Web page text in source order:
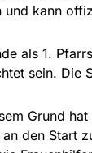
kann
als 1.
sein. Die
Grund
den Start